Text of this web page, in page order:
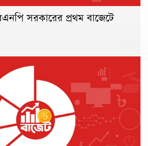
সরকারের প্রথম বাজেটে